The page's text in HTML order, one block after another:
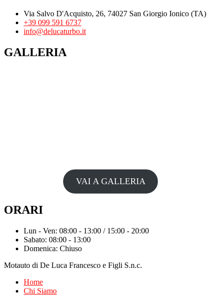
Via Salvo D'Acquisto, 26, 74027 San Giorgio Ionico (TA)
+39 099 591 6737
info@delucaturbo.it
GALLERIA
VAI A GALLERIA
ORARI
Lun - Ven: 08:00 - 13:00 / 15:00 - 20:00
Sabato: 08:00 - 13:00
Domenica: Chiuso
Motauto di De Luca Francesco e Figli S.n.c.
Home
Chi Siamo